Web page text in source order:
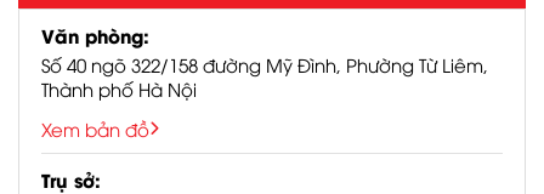
0972771368
Văn phòng:
Số 40 ngõ 322/158 đường Mỹ Đình, Phường Từ Liêm,
Thành phố Hà Nội
Xem bản đồ
Trụ sở: